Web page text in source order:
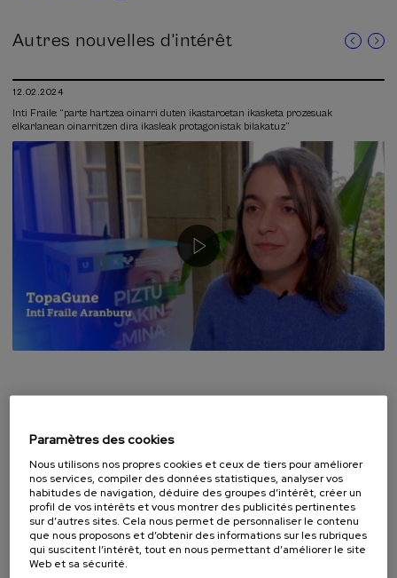
Autres nouvelles d'intérêt
12.02.2024
Inti Fraile: “parte hartzea oinarri duten ikastaroetan ikasketa prozesuak
elkarlanean oinarritzen dira ikasleak protagonistak bilakatuz”
Paramètres des cookies
Nous utilisons nos propres cookies et ceux de tiers pour améliorer
nos services, compiler des données statistiques, analyser vos
habitudes de navigation, déduire des groupes d’intérêt, créer un
profil de vos intérêts et vous montrer des publicités pertinentes
sur d’autres sites. Cela nous permet de personnaliser le contenu
que nous proposons et d’obtenir des informations sur les rubriques
qui suscitent l’intérêt, tout en nous permettant d’améliorer le site
Web et sa sécurité.